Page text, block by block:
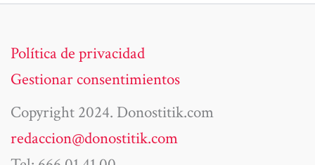
Política de privacidad
Gestionar consentimientos
Copyright 2024. Donostitik.com
redaccion@donostitik.com